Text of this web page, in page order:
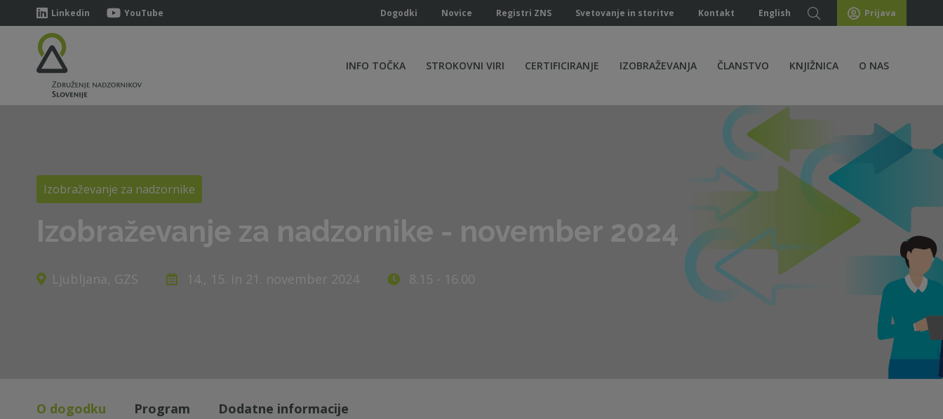
Linkedin YouTube Dogodki Novice Registri ZNS Svetovanje in storitve Kontakt English Prijava
INFO TOČKA STROKOVNI VIRI CERTIFICIRANJE IZOBRAŽEVANJA ČLANSTVO KNJIŽNICA O NAS
Izobraževanje za nadzornike
Izobraževanje za nadzornike - november 2024
Ljubljana, GZS 14., 15. in 21. november 2024 8.15 - 16.00
O dogodku Program Dodatne informacije